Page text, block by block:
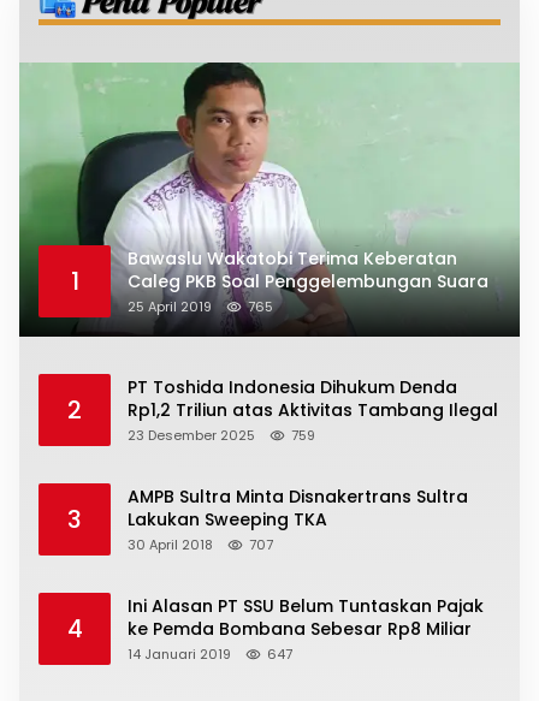
1
Bawaslu Wakatobi Terima Keberatan
Caleg PKB Soal Penggelembungan Suara
25 April 2019 765
2
PT Toshida Indonesia Dihukum Denda
Rp1,2 Triliun atas Aktivitas Tambang Ilegal
23 Desember 2025 759
3
AMPB Sultra Minta Disnakertrans Sultra
Lakukan Sweeping TKA
30 April 2018 707
4
Ini Alasan PT SSU Belum Tuntaskan Pajak
ke Pemda Bombana Sebesar Rp8 Miliar
14 Januari 2019 647